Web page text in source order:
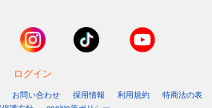
ログイン
お問い合わせ 採用情報 利用規約
特商法の表